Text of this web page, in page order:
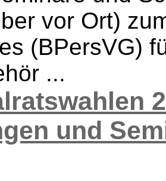
vor Ort)
(BPersVG)
...
und